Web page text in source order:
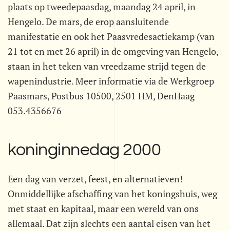
plaats op tweedepaasdag, maandag 24 april, in
Hengelo. De mars, de erop aansluitende
manifestatie en ook het Paasvredesactiekamp (van
21 tot en met 26 april) in de omgeving van Hengelo,
staan in het teken van vreedzame strijd tegen de
wapenindustrie. Meer informatie via de Werkgroep
Paasmars, Postbus 10500, 2501 HM, DenHaag
053.4356676
koninginnedag 2000
Een dag van verzet, feest, en alternatieven!
Onmiddellijke afschaffing van het koningshuis, weg
met staat en kapitaal, maar een wereld van ons
allemaal. Dat zijn slechts een aantal eisen van het